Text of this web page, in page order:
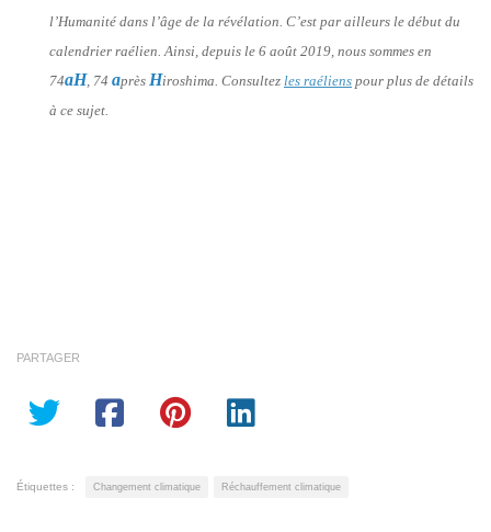
l’Humanité dans l’âge de la révélation. C’est par ailleurs le début du
calendrier raélien. Ainsi, depuis le 6 août 2019, nous sommes en
74aH, 74 après Hiroshima. Consultez les raéliens pour plus de détails
à ce sujet.
PARTAGER
Étiquettes : Changement climatique Réchauffement climatique